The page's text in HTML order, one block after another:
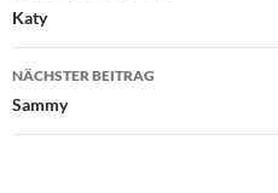
Katy
NÄCHSTER BEITRAG
Sammy